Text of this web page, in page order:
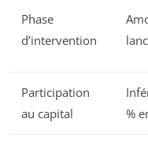
Phase
d’intervention
Participation
au capital
%